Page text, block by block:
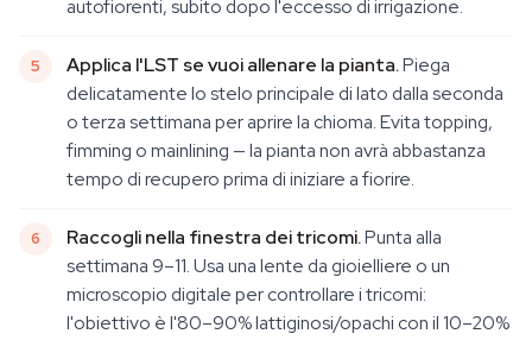
autofiorenti, subito dopo l'eccesso di irrigazione.
Applica l'LST se vuoi allenare la pianta.Piega
delicatamente lo stelo principale di lato dalla seconda
o terza settimana per aprire la chioma. Evita topping,
fimming o mainlining — la pianta non avrà abbastanza
tempo di recupero prima di iniziare a fiorire.
Raccogli nella finestra dei tricomi.Punta alla
settimana 9–11. Usa una lente da gioielliere o un
microscopio digitale per controllare i tricomi:
l'obiettivo è l'80–90% lattiginosi/opachi con il 10–20%